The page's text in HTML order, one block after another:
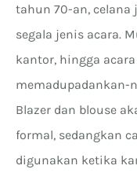
tahun 70-an,
segala jenis acara.
kantor, hingga
memadupadankan-
Blazer dan blouse
formal, sedangkan
digunakan ketika